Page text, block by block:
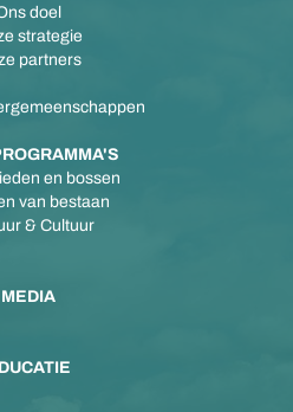
doel
strategie
partners
en bossen
van bestaan
& Cultuur
MEDIA